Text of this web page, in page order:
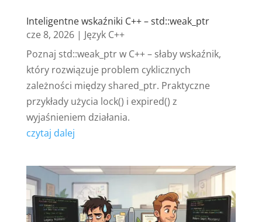
Inteligentne wskaźniki C++ – std::weak_ptr
cze 8, 2026| Język C++
Poznaj std::weak_ptr w C++ – słaby wskaźnik,
który rozwiązuje problem cyklicznych
zależności między shared_ptr. Praktyczne
przykłady użycia lock() i expired() z
wyjaśnieniem działania.
czytaj dalej